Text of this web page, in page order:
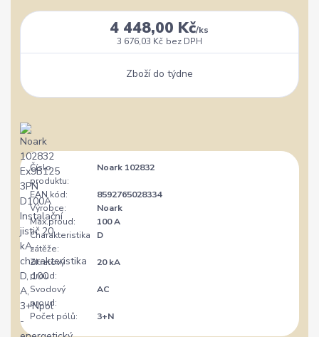
4 448,00 Kč/ks
3 676,03 Kč bez DPH
Zboží do týdne
Číslo
produktu:
Noark 102832
EAN kód:
8592765028334
Výrobce:
Noark
Max.proud:
100 A
Charakteristika
zátěže:
D
Zkratový
proud:
20 kA
Svodový
proud:
AC
Počet pólů: 3+N